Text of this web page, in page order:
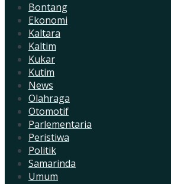
Bontang
Ekonomi
Kaltara
Kaltim
Kukar
Kutim
News
Olahraga
Otomotif
Parlementaria
Peristiwa
Politik
Samarinda
Umum